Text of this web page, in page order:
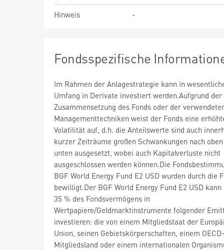
Hinweis
-
Fondsspezifische
Im Rahmen der Anlagestrategie kann in
Umfang in Derivate investiert werden.Aufgrund der
Zusammensetzung des Fonds oder der
Managementtechniken weist der Fonds eine
Volatilität auf, d.h. die Anteilswerte sind auch
kurzer Zeiträume großen Schwankungen nach
unten ausgesetzt, wobei auch Kapitalverluste nicht
ausgeschlossen werden können.Die
BGF World Energy Fund E2 USD wurden durch die
bewilligt.Der BGF World Energy Fund E2 USD
35 % des Fondsvermögens in
Wertpapiere/Geldmarktinstrumente folgender
investieren: die von einem Mitgliedstaat der
Union, seinen Gebietskörperschaften, einem OECD-
Mitgliedsland oder einem internationalen